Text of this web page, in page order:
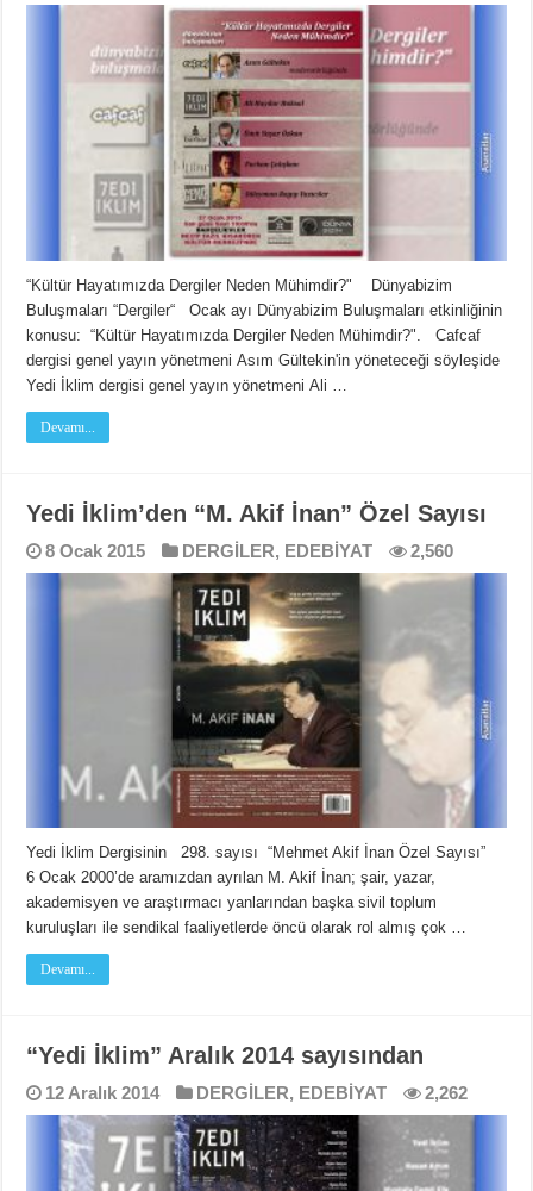
“Kültür Hayatımızda Dergiler Neden Mühimdir?" Dünyabizim
Buluşmaları “Dergiler“ Ocak ayı Dünyabizim Buluşmaları etkinliğinin
konusu: “Kültür Hayatımızda Dergiler Neden Mühimdir?". Cafcaf
dergisi genel yayın yönetmeni Asım Gültekin'in yöneteceği söyleşide
Yedi İklim dergisi genel yayın yönetmeni Ali …
Devamı...
Yedi İklim’den “M. Akif İnan” Özel Sayısı
8 Ocak 2015 DERGİLER, EDEBİYAT 2,560
Yedi İklim Dergisinin 298. sayısı “Mehmet Akif İnan Özel Sayısı”
6 Ocak 2000’de aramızdan ayrılan M. Akif İnan; şair, yazar,
akademisyen ve araştırmacı yanlarından başka sivil toplum
kuruluşları ile sendikal faaliyetlerde öncü olarak rol almış çok …
Devamı...
“Yedi İklim” Aralık 2014 sayısından
12 Aralık 2014 DERGİLER, EDEBİYAT 2,262